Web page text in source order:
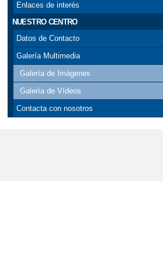
Enlaces de interés
NUESTRO CENTRO
Datos de Contacto
Galería Multimedia
Galería de Imágenes
Galería de Vídeos
Contacta con nosotros